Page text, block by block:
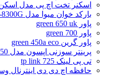
اسکنر تخت اچ پی مدل اسکن
بارکد خوان میوا مدل MBS-8300G
پاور green 650 uk
پاور green 700
پاور گرین green 450a eco
پرینتر سوزنی اپسون مدل LQ 350
تی پی لینک tp link 725
حافظه اچ دی دی اینترنال